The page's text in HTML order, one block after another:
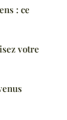
: ce
votre